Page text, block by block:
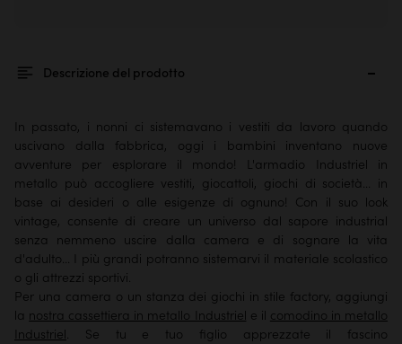
Descrizione del prodotto
In passato, i nonni ci sistemavano i vestiti da lavoro quando
uscivano dalla fabbrica, oggi i bambini inventano nuove
avventure per esplorare il mondo! L'armadio Industriel in
metallo può accogliere vestiti, giocattoli, giochi di società... in
base ai desideri o alle esigenze di ognuno! Con il suo look
vintage, consente di creare un universo dal sapore industrial
senza nemmeno uscire dalla camera e di sognare la vita
d'adulto... I più grandi potranno sistemarvi il materiale scolastico
o gli attrezzi sportivi.
Per una camera o un stanza dei giochi in stile factory, aggiungi
la nostra cassettiera in metallo Industriel e il comodino in metallo
Industriel. Se tu e tuo figlio apprezzate il fascino